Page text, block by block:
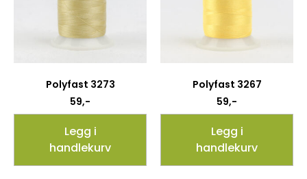
Polyfast 3273
59,-
Legg i
handlekurv
Polyfast 3267
59,-
Legg i
handlekurv